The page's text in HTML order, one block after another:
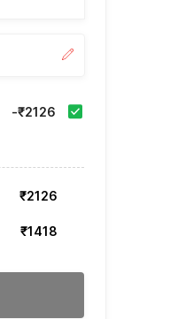
-₹2126
₹2126
₹1418